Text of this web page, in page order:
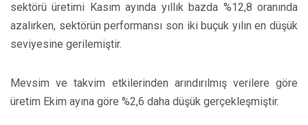
sektörü üretimi Kasım ayında yıllık bazda %12,8 oranında
azalırken, sektörün performansı son iki buçuk yılın en düşük
seviyesine gerilemiştir.
Mevsim ve takvim etkilerinden arındırılmış verilere göre
üretim Ekim ayına göre %2,6 daha düşük gerçekleşmiştir.